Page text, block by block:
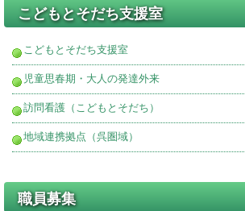
こどもとそだち支援室
こどもとそだち支援室
児童思春期・大人の発達外来
訪問看護（こどもとそだち）
地域連携拠点（呉圏域）
職員募集